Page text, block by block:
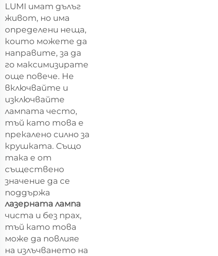
LUMI имат дълъг
живот, но има
определени неща,
които можете да
направите, за да
го максимизирате
още повече. Не
включвайте и
изключвайте
лампата често,
тъй като това е
прекалено силно за
крушката. Също
така е от
съществено
значение да се
поддържа
лазерната лампа
чиста и без прах,
тъй като това
може да повлияе
на излъчването на